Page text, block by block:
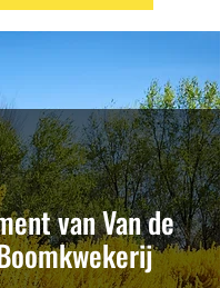
van Van de